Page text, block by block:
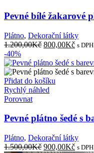
Pevné bílé žakarové
Plátno, Dekorační látky
1.200,00Kč Původní
byla:
1.200,00Kč.
800,00Kč
je:
s DPH
-40%
Přidat do košíku
Rychlý náhled
Porovnat
Pevné plátno šedé s
Plátno, Dekorační látky
1.500,00Kč Původní
900,00Kč s DPH